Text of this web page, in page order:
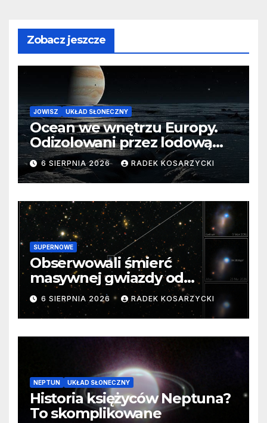
Zobacz jeszcze
JOWISZ UKŁAD SŁONECZNY
Ocean we wnętrzu Europy.
Odizolowani przez lodową
barierę
6 SIERPNIA 2026 RADEK KOSARZYCKI
SUPERNOWE
Obserwowali śmierć
masywnej gwiazdy od
samego początku. Niezwykle
cenne dane
6 SIERPNIA 2026 RADEK KOSARZYCKI
NEPTUN UKŁAD SŁONECZNY
Historia księżyców Neptuna?
To skomplikowane